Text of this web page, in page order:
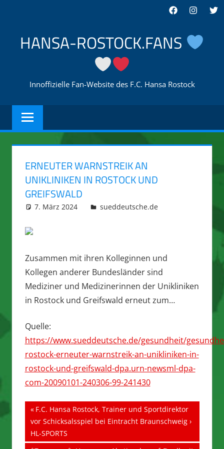
springen
Facebook
HANSA-ROSTOCK.FANS
Innoffizielle Fan-Website des F.C. Hansa Rostock
ERNEUTER WARNSTREIK AN
UNIKLINIKEN IN ROSTOCK UND
GREIFSWALD
7. März 2024 integromat
sueddeutsche.de
Zusammen mit ihren Kolleginnen und
Kollegen anderer Bundesländer sind
Mediziner und Medizinerinnen der Unikliniken
in Rostock und Greifswald erneut zum…
Quelle:
https://www.sueddeutsche.de/gesundheit/
rostock-erneuter-warnstreik-an-unikliniken-in-
rostock-und-greifswald-dpa.urn-newsml-dpa-
com-20090101-240306-99-241430
Beitragsnavigation
Vorheriger
Beitrag:
F.C. Hansa Rostock, Trainer und Sportdirektor
vor Schicksalsspiel bei Eintracht Braunschweig ›
HL-SPORTS